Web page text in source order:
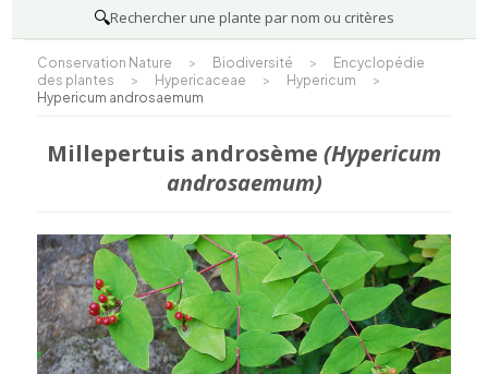
🔍Rechercher une plante par nom ou critères
Conservation Nature > Biodiversité >
Encyclopédie
des plantes
> Hypericaceae > Hypericum
>
Hypericum androsaemum
Millepertuis androsème (Hypericum
androsaemum)